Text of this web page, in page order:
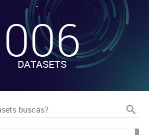
-
006
DATASETS